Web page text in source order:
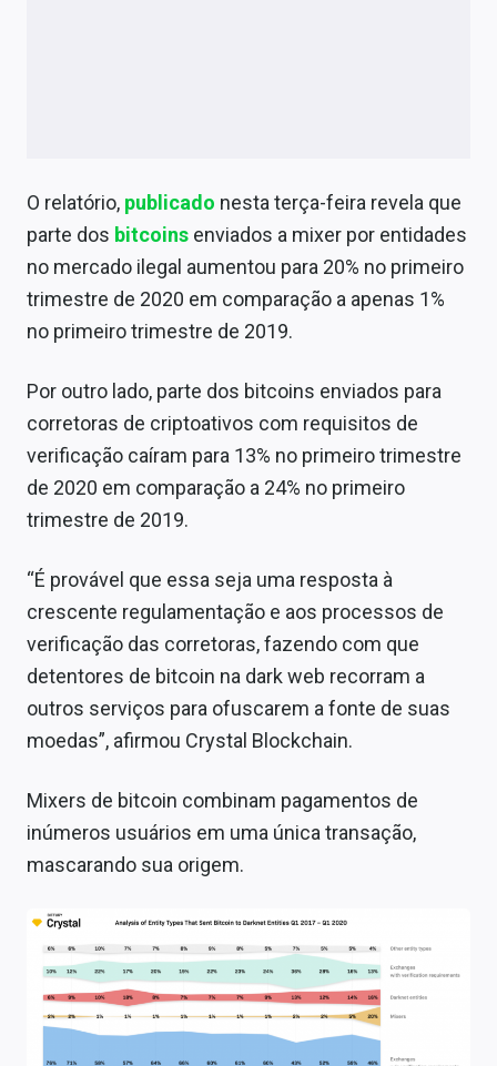
Conteúdo de Marca
Sobre
Expediente
O relatório, publicado nesta terça-feira revela que
parte dos bitcoins enviados a mixer por entidades
no mercado ilegal aumentou para 20% no primeiro
trimestre de 2020 em comparação a apenas 1%
no primeiro trimestre de 2019.
Por outro lado, parte dos bitcoins enviados para
corretoras de criptoativos com requisitos de
verificação caíram para 13% no primeiro trimestre
de 2020 em comparação a 24% no primeiro
trimestre de 2019.
“É provável que essa seja uma resposta à
crescente regulamentação e aos processos de
verificação das corretoras, fazendo com que
detentores de bitcoin na dark web recorram a
outros serviços para ofuscarem a fonte de suas
moedas”, afirmou Crystal Blockchain.
Mixers de bitcoin combinam pagamentos de
inúmeros usuários em uma única transação,
mascarando sua origem.